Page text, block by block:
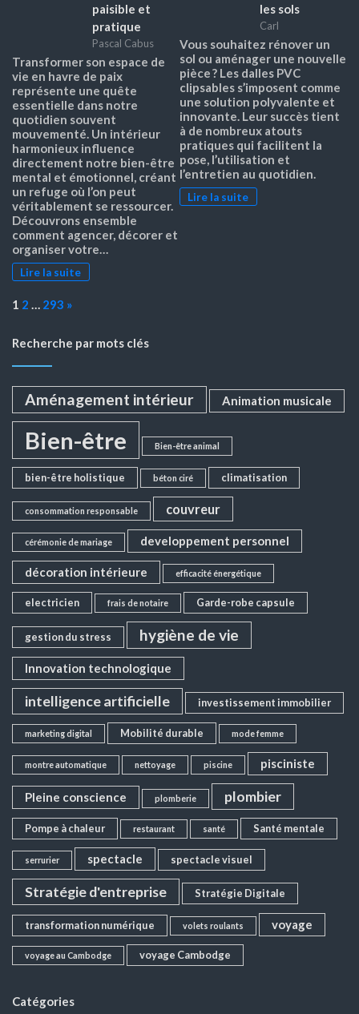
paisible et
pratique
Pascal Cabus
Transformer son espace de
vie en havre de paix
représente une quête
essentielle dans notre
quotidien souvent
mouvementé. Un intérieur
harmonieux influence
directement notre bien-être
mental et émotionnel, créant
un refuge où l’on peut
véritablement se ressourcer.
Découvrons ensemble
comment agencer, décorer et
organiser votre…
Lire la suite
les sols
Carl
Vous souhaitez rénover un
sol ou aménager une nouvelle
pièce ? Les dalles PVC
clipsables s’imposent comme
une solution polyvalente et
innovante. Leur succès tient
à de nombreux atouts
pratiques qui facilitent la
pose, l’utilisation et
l’entretien au quotidien.
Lire la suite
Page:
1 2 … 293 Next
»
Recherche par mots clés
Aménagement intérieur Animation musicale
Bien-être Bien-être animal
bien-être holistique béton ciré climatisation
consommation responsable couvreur
cérémonie de mariage developpement personnel
décoration intérieure efficacité énergétique
electricien frais de notaire Garde-robe capsule
gestion du stress hygiène de vie
Innovation technologique
intelligence artificielle investissement immobilier
marketing digital Mobilité durable mode femme
montre automatique nettoyage piscine pisciniste
Pleine conscience plomberie plombier
Pompe à chaleur restaurant santé Santé mentale
serrurier spectacle spectacle visuel
Stratégie d'entreprise Stratégie Digitale
transformation numérique volets roulants voyage
voyage au Cambodge voyage Cambodge
Catégories